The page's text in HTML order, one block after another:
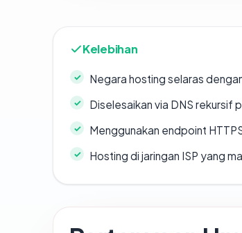
Kelebihan
Negara hosting selaras
Diselesaikan via DNS rekursif
Menggunakan endpoint
Hosting di jaringan ISP yang